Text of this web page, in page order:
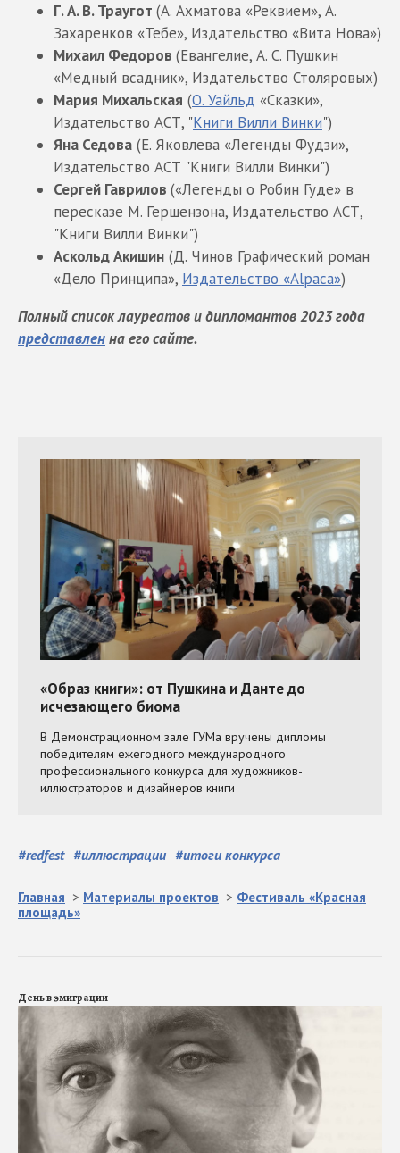
Г. А. В. Траугот (А. Ахматова «Реквием», А.
Захаренков «Тебе», Издательство «Вита Нова»)
Михаил Федоров (Евангелие, А. С. Пушкин
«Медный всадник», Издательство Столяровых)
Мария Михальская (О. Уайльд «Сказки»,
Издательство АСТ, "Книги Вилли Винки")
Яна Седова (Е. Яковлева «Легенды Фудзи»,
Издательство АСТ "Книги Вилли Винки")
Сергей Гаврилов («Легенды о Робин Гуде» в
пересказе М. Гершензона, Издательство АСТ,
"Книги Вилли Винки")
Аскольд Акишин (Д. Чинов Графический роман
«Дело Принципа», Издательство «Alpaca»)
Полный список лауреатов и дипломантов 2023 года
представленна его сайте.
#redfest #иллюстрации #итоги конкурса
Главная > Материалы проектов > Фестиваль «Красная
площадь»
День в эмиграции